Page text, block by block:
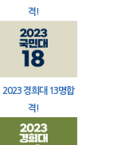
격!
2023 경희대 13명합
격!